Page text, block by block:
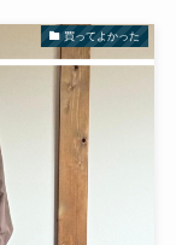
買ってよかった